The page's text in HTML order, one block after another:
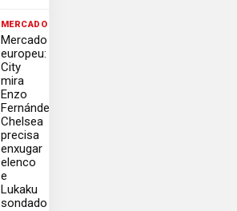
MERCADO
Mercado
europeu:
City
mira
Enzo
Fernández,
Chelsea
precisa
enxugar
elenco
e
Lukaku
sondado